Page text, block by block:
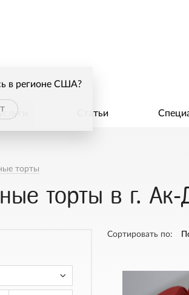
в регионе США?
Статьи
торты
торты в г. Ак-
Сортировать по: